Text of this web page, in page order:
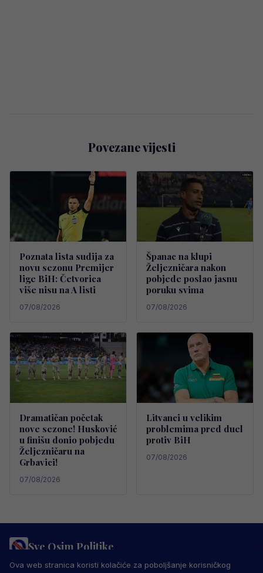
Povezane vijesti
Poznata lista sudija za
novu sezonu Premijer
lige BiH: Četvorica
više nisu na A listi
07/08/2026
Španac na klupi
Željezničara nakon
pobjede poslao jasnu
poruku svima
07/08/2026
Dramatičan početak
nove sezone! Husković
u finišu donio pobjedu
Željezničaru na
Grbavici!
07/08/2026
Litvanci u velikim
problemima pred duel
protiv BiH
07/08/2026
Sve Osim Politike
PRAVILA PRIVATNOSTIMARKETING USLOVI KORIŠTENJA
Ova web stranica koristi kolačiće za poboljšanje korisničkog